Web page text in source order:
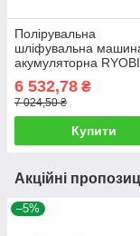
Полірувальна
шліфувальна
акумуляторна RYOBI
R18P-0 (без АКБ та
зарядного пристрою)
6 532,78 ₴
7 024,50 ₴
Купити
Акційні
–5%